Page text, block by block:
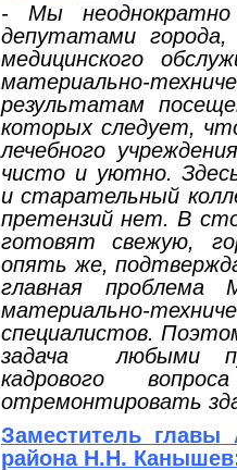
- Мы
депутатами
медицинского
материально-
результатам
которых следует,
лечебного
чисто и уютно.
и старательный
претензий нет. В
готовят свежую,
опять же,
главная проблема
материально-
специалистов.
задача любыми
кадрового
отремонтировать
Заместитель главы
района Н.Н.